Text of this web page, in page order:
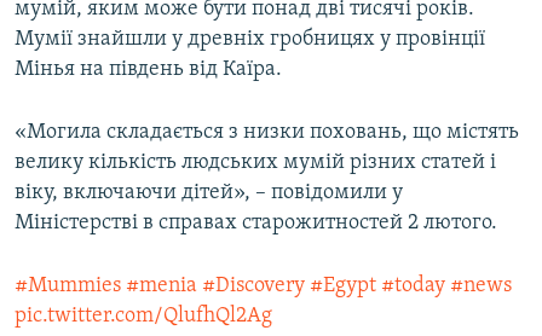
пошуку
ІНТЕРВ'Ю
ВСЕ ЗА ДЕНЬ
ДЕПОРТАЦІЯ
ВІДЕОУРОКИ «ELIFBE»
СВІДЧЕННЯ ОКУПАЦІЇ
УКРАЇНСЬКА ПРОБЛЕМА КРИМУ
ІНФОГРАФІКА
ЯК ОБІЙТИ БЛОКУВАННЯ
Русский
ДОЛУЧАЙСЯ!
мумій, яким може бути понад дві тисячі років.
Мумії знайшли у древніх гробницях у провінції
Мінья на південь від Каїра.
«Могила складається з низки поховань, що містять
велику кількість людських мумій різних статей і
віку, включаючи дітей», – повідомили у
Міністерстві в справах старожитностей 2 лютого.
#Mummies #menia #Discovery #Egypt #today #news
pic.twitter.com/QlufhQl2Ag